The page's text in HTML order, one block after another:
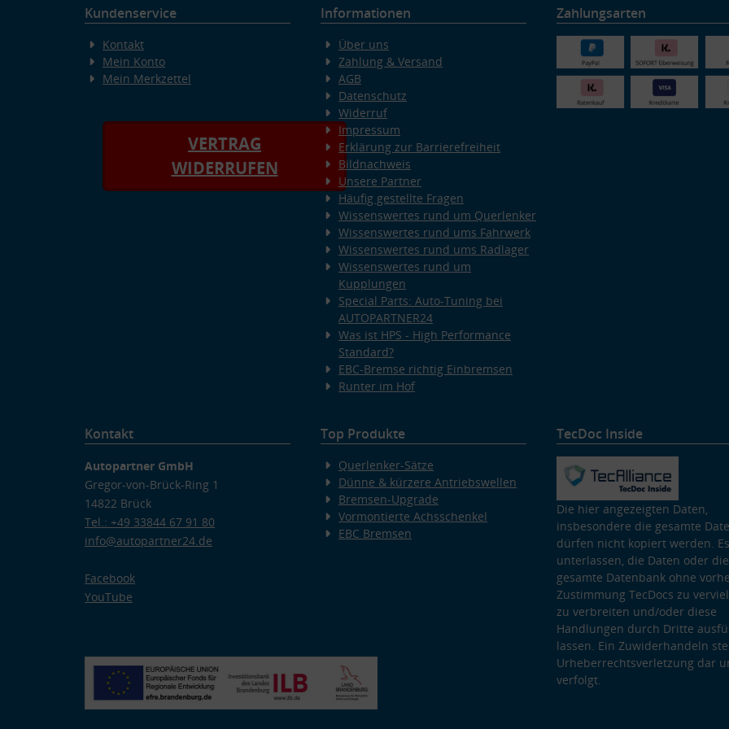
Kundenservice
Kontakt
Mein Konto
Mein Merkzettel
VERTRAG
WIDERRUFEN
Informationen
Über uns
Zahlung & Versand
AGB
Datenschutz
Widerruf
Impressum
Erklärung zur Barrierefreiheit
Bildnachweis
Unsere Partner
Häufig gestellte Fragen
Wissenswertes rund um Querlenker
Wissenswertes rund ums Fahrwerk
Wissenswertes rund ums Radlager
Wissenswertes rund um
Kupplungen
Special Parts: Auto-Tuning bei
AUTOPARTNER24
Was ist HPS - High Performance
Standard?
EBC-Bremse richtig Einbremsen
Runter im Hof
Zahlungsarten
Kontakt
Autopartner GmbH
Gregor-von-Brück-Ring 1
14822 Brück
Tel.: +49 33844 67 91 80
info@autopartner24.de
Facebook
YouTube
Top Produkte
Querlenker-Sätze
Dünne & kürzere Antriebswellen
Bremsen-Upgrade
Vormontierte Achsschenkel
EBC Bremsen
TecDoc Inside
Die hier angezeigten Daten,
insbesondere die gesamte
dürfen nicht kopiert werden.
unterlassen, die Daten oder die
gesamte Datenbank ohne
Zustimmung TecDocs zu
zu verbreiten und/oder diese
Handlungen durch Dritte
lassen. Ein Zuwiderhandeln
Urheberrechtsverletzung dar
verfolgt.